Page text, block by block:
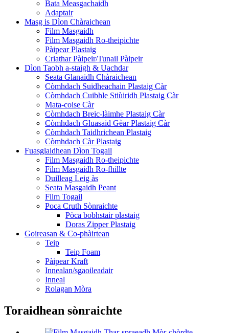
Bata Measgachaidh
Adaptair
Masg is Dìon Chàraichean
Film Masgaidh
Film Masgaidh Ro-theipichte
Pàipear Plastaig
Criathar Pàipeir/Tunail Pàipeir
Dìon Taobh a-staigh & Uachdar
Seata Glanaidh Chàraichean
Còmhdach Suidheachain Plastaig Càr
Còmhdach Cuibhle Stiùiridh Plastaig Càr
Mata-coise Càr
Còmhdach Breic-làimhe Plastaig Càr
Còmhdach Gluasaid Gèar Plastaig Càr
Còmhdach Taidhrichean Plastaig
Còmhdach Càr Plastaig
Fuasglaidhean Dìon Togail
Film Masgaidh Ro-theipichte
Film Masgaidh Ro-fhillte
Duilleag Leig às
Seata Masgaidh Peant
Film Togail
Poca Cruth Sònraichte
Pòca bobhstair plastaig
Doras Zipper Plastaig
Goireasan & Co-phàirtean
Teip
Teip Foam
Pàipear Kraft
Innealan/sgaoileadair
Inneal
Rolagan Mòra
Toraidhean sònraichte